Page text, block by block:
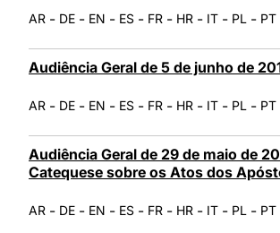
AR - DE - EN - ES - FR - HR - IT - PL - PT
Audiência Geral de 5 de junho de
AR - DE - EN - ES - FR - HR - IT - PL - PT
Audiência Geral de 29 de maio de
Catequese sobre os Atos dos
AR - DE - EN - ES - FR - HR - IT - PL - PT